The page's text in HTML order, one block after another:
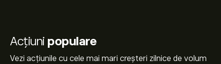
Acțiuni populare
Vezi acțiunile cu cele mai mari creșteri zilnice de volum